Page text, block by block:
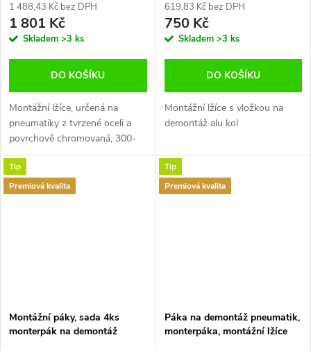
1 488,43 Kč bez DPH
1 801 Kč
Skladem >3 ks
DO KOŠÍKU
Montážní lžíce, určená na
pneumatiky z tvrzené oceli a
povrchově chromovaná, 300-
600mm, značky BGS Germany
619,83 Kč bez DPH
750 Kč
Skladem >3 ks
DO KOŠÍKU
Montážní lžíce s vložkou na
demontáž alu kol
Tip
Premiová kvalita
Montážní páky, sada 4ks
monterpák na demontáž
Tip
Premiová kvalita
Páka na demontáž pneumatik,
monterpáka, montážní lžíce